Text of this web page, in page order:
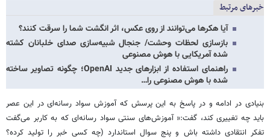
خبرهای مرتبط
آیا هکرها می‌توانند از روی عکس، اثر انگشت شما را سرقت کنند؟
بازسازی لحظات وحشت/ جنجال شبیه‌سازی صدای خلبانان کشته
شده آمریکایی با هوش مصنوعی
راهنمای استفاده از ابزارهای جدید OpenAI؛ چگونه تصاویر ساخته
شده با هوش مصنوعی را…
بنیادی در ادامه و در پاسخ به این پرسش که آموزش سواد رسانه‌ای در این عصر
باید چه تغییری کند، گفت:« آموزش‌های سنتی سواد رسانه‌ای که به کاربر می‌گفت
تفکر انتقادی داشته باش و پنج سوال استاندارد (چه کسی خبر را تولید کرده؟